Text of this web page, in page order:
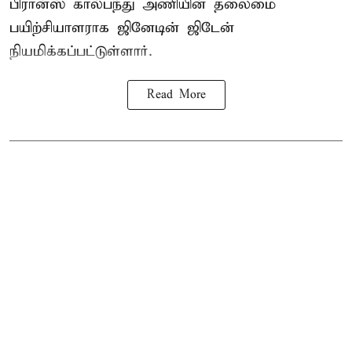
பிரான்ஸ் கால்பந்து அணியின் தலைமை
பயிற்சியாளராக ஜினேடின் ஜிடேன்
நியமிக்கப்பட்டுள்ளார்.
Read More